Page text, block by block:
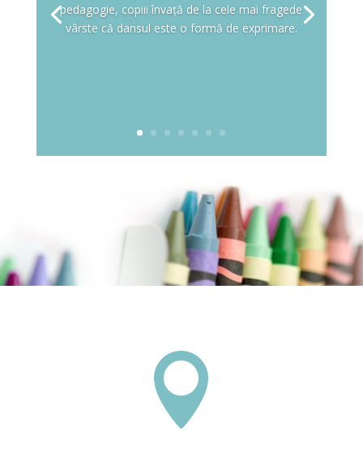
pedagogie, copiii învață de la cele mai fragede
vârste că dansul este o formă de exprimare.
